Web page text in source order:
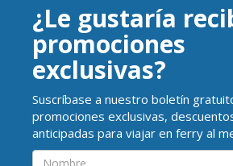
¿Le gustaría
promociones
exclusivas?
Suscríbase a nuestro boletín
promociones exclusivas,
anticipadas para viajar en ferry al